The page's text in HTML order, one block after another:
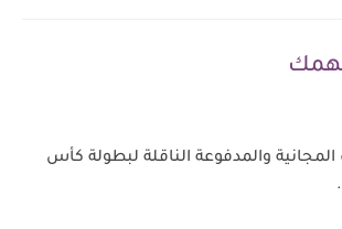
والمدفوعة الناقلة لبطولة كأس